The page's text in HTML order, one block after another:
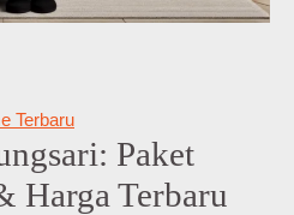
Terbaru
Paket
Harga Terbaru